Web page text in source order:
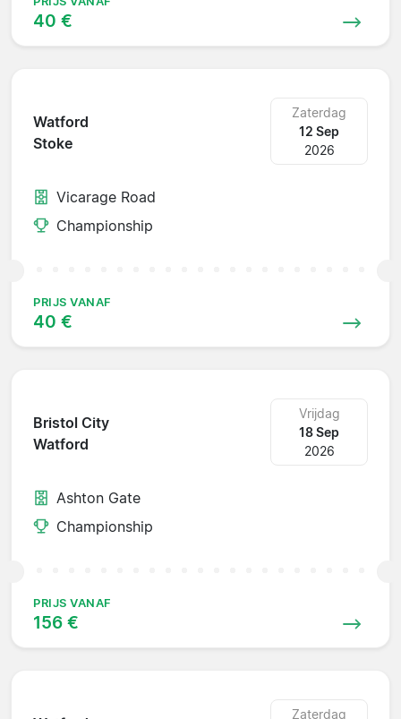
40 €
Watford
Stoke
Zaterdag
12 Sep
2026
Vicarage Road
Championship
PRIJS VANAF
40 €
Bristol City
Watford
Vrijdag
18 Sep
2026
Ashton Gate
Championship
PRIJS VANAF
156 €
Zaterdag